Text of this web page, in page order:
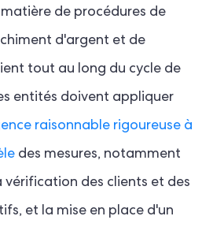
de procédures de
d'argent et de
tout au long du cycle de
entités doivent appliquer
raisonnable rigoureuse à
des mesures, notamment
des clients et des
et la mise en place d'un